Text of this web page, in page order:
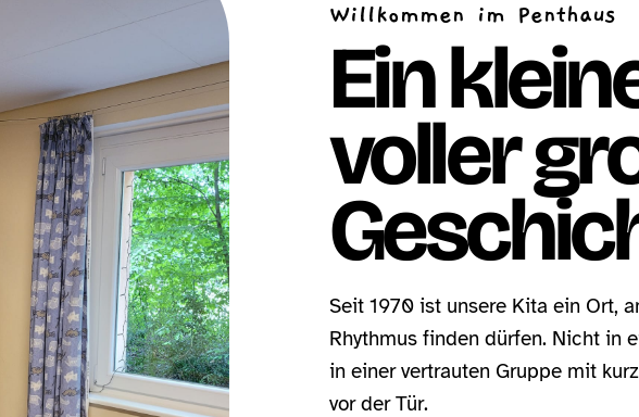
Willkommen im Penthaus
Ein
voller
Seit 1970 ist unsere Kita ein Ort,
Rhythmus finden dürfen. Nicht in
in einer vertrauten Gruppe mit
vor der Tür.